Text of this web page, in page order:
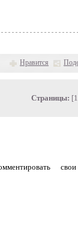
Нравится
Страницы: